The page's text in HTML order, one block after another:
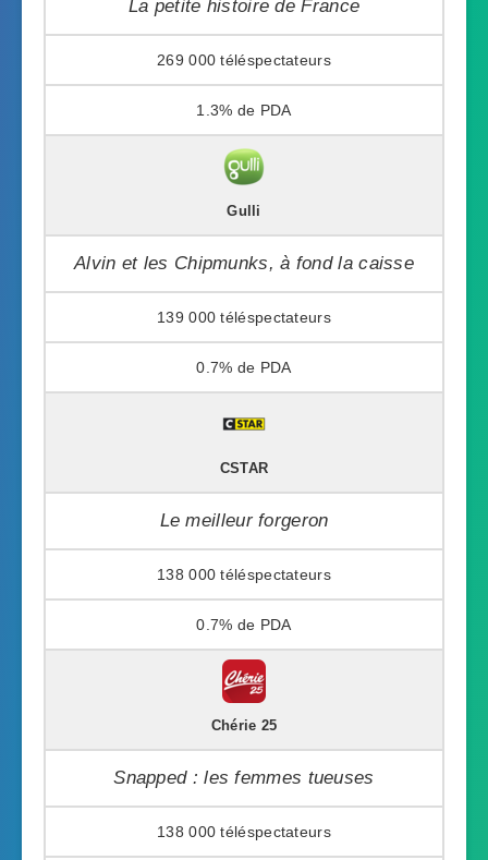
La petite histoire de France
269 000
1.3%
Gulli
Alvin et les Chipmunks, à fond la caisse
139 000
0.7%
CSTAR
Le meilleur forgeron
138 000
0.7%
Chérie 25
Snapped : les femmes tueuses
138 000